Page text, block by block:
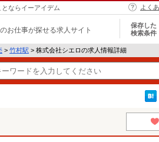
ならイーアイデム よく
お仕事が探せる求人サイト
保存した
検索条件
> 竹村駅 > 株式会社シエロの求人情報詳細